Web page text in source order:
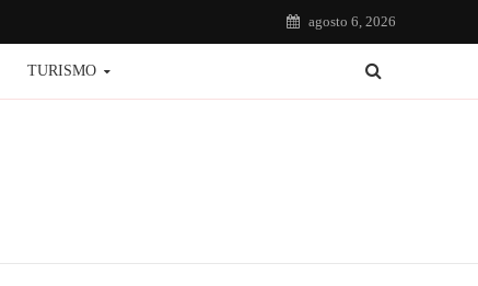
agosto 6, 2026
TURISMO